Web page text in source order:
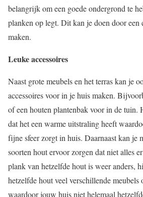
belangrijk om een goede ondergrond te
planken op legt. Dit kan je doen door een
maken.
Leuke accessoires
Naast grote meubels en het terras kan je
accessoires voor in je huis maken.
of een houten plantenbak voor in de tuin.
dat het een warme uitstraling heeft
fijne sfeer zorgt in huis. Daarnaast kan je
soorten hout ervoor zorgen dat niet alles
plank van hetzelfde hout is weer anders,
hetzelfde hout veel verschillende meubels
waardoor jouw huis niet helemaal